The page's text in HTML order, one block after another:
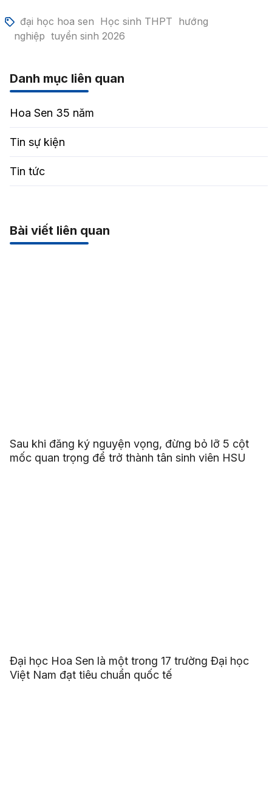
đại học hoa sen Học sinh THPT hướng
nghiệp tuyển sinh 2026
Danh mục liên quan
Hoa Sen 35 năm
Tin sự kiện
Tin tức
Bài viết liên quan
Sau khi đăng ký nguyện vọng, đừng bỏ lỡ 5 cột
mốc quan trọng để trở thành tân sinh viên HSU
Đại học Hoa Sen là một trong 17 trường Đại học
Việt Nam đạt tiêu chuẩn quốc tế